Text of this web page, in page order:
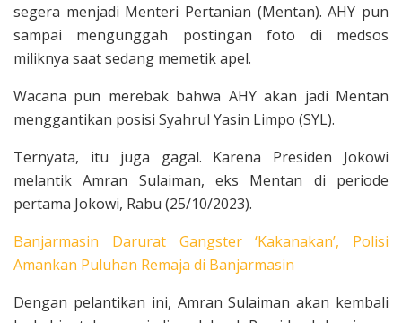
segera menjadi Menteri Pertanian (Mentan). AHY pun
sampai mengunggah postingan foto di medsos
miliknya saat sedang memetik apel.
Wacana pun merebak bahwa AHY akan jadi Mentan
menggantikan posisi Syahrul Yasin Limpo (SYL).
Ternyata, itu juga gagal. Karena Presiden Jokowi
melantik Amran Sulaiman, eks Mentan di periode
pertama Jokowi, Rabu (25/10/2023).
Banjarmasin Darurat Gangster ‘Kakanakan’, Polisi
Amankan Puluhan Remaja di Banjarmasin
Dengan pelantikan ini, Amran Sulaiman akan kembali